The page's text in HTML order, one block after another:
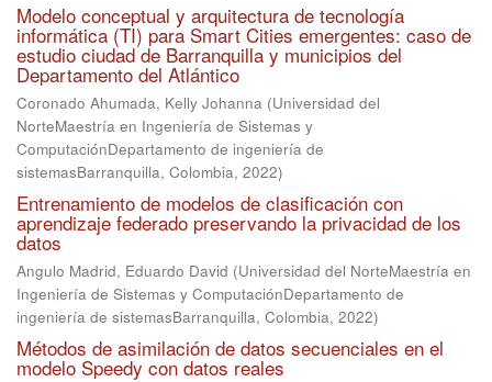
Modelo conceptual y arquitectura de tecnología
informática (TI) para Smart Cities emergentes: caso de
estudio ciudad de Barranquilla y municipios del
Departamento del Atlántico
Coronado Ahumada, Kelly Johanna (Universidad del
NorteMaestría en Ingeniería de Sistemas y
ComputaciónDepartamento de ingeniería de
sistemasBarranquilla, Colombia, 2022)
Entrenamiento de modelos de clasificación con
aprendizaje federado preservando la privacidad de los
datos
Angulo Madrid, Eduardo David (Universidad del NorteMaestría en
Ingeniería de Sistemas y ComputaciónDepartamento de
ingeniería de sistemasBarranquilla, Colombia, 2022)
Métodos de asimilación de datos secuenciales en el
modelo Speedy con datos reales